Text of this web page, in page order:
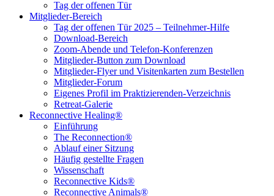
Tag der offenen Tür
Mitglieder-Bereich
Tag der offenen Tür 2025 – Teilnehmer-Hilfe
Download-Bereich
Zoom-Abende und Telefon-Konferenzen
Mitglieder-Button zum Download
Mitglieder-Flyer und Visitenkarten zum Bestellen
Mitglieder-Forum
Eigenes Profil im Praktizierenden-Verzeichnis
Retreat-Galerie
Reconnective Healing®
Einführung
The Reconnection®
Ablauf einer Sitzung
Häufig gestellte Fragen
Wissenschaft
Reconnective Kids®
Reconnective Animals®